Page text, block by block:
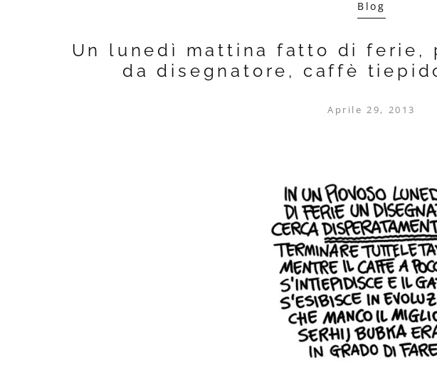
Blog
Un lunedì mattina fatto di ferie,
da disegnatore, caffè
Aprile 29, 2013